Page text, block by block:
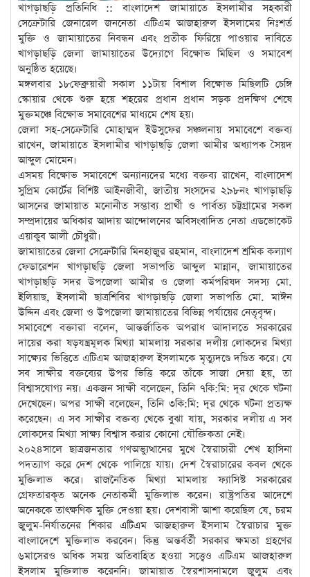
খাগড়াছড়ি প্রতিনিধি :: বাংলাদেশ জামায়াতে ইসলামীর সহকারী
সেক্রেটারি জেনারেল জননেতা এটিএম আজহারুল ইসলামের নিঃশর্ত
মুক্তি ও জামায়াতের নিবন্ধন এবং প্রতীক ফিরিয়ে পাওয়ার দাবিতে
খাগড়াছড়ি জেলা জামায়াতের উদ্যোগে বিক্ষোভ মিছিল ও সমাবেশ
অনুষ্ঠিত হয়েছে।
মঙ্গলবার ১৮ফেব্রুয়ারী সকাল ১১টায় বিশাল বিক্ষোভ মিছিলটি চেঙ্গি
স্কোয়ার থেকে শুরু হয়ে শহরের প্রধান প্রধান সড়ক প্রদক্ষিণ শেষে
মুক্তমঞ্চে বিক্ষোভ সমাবেশের মাধ্যমে শেষ হয়।
জেলা সহ-সেক্রেটারি মোহাম্মদ ইউসুফের সঞ্চলনায় সমাবেশে বক্তব্য
রাখেন, জামায়াতে ইসলামীর খাগড়াছড়ি জেলা আমীর অধ্যাপক সৈয়দ
আব্দুল মোমেন।
এসময় বিক্ষোভ সমাবেশে অন্যান্যদের মধ্যে বক্তব্য রাখেন, বাংলাদেশ
সুপ্রিম কোর্টের বিশিষ্ট আইনজীবী, জাতীয় সংসদের ২৯৮নং খাগড়াছড়ি
আসনের জামায়াত মনোনীত সম্ভাব্য প্রার্থী ও পার্বত্য চট্টগ্রামের সকল
সম্প্রদায়ের অধিকার আদায় আন্দোলনের অবিসংবাদিত নেতা এডভোকেট
এয়াকুব আলী চৌধুরী।
জামায়াতের জেলা সেক্রেটারি মিনহাজুর রহমান, বাংলাদেশ শ্রমিক কল্যাণ
ফেডারেশন খাগড়াছড়ি জেলা সভাপতি আব্দুল মান্নান, জামায়াতের
খাগড়াছড়ি সদর উপজেলা আমীর ও জেলা কর্মপরিষদ সদস্য মো.
ইলিয়াছ, ইসলামী ছাত্রশিবির খাগড়াছড়ি জেলা সভাপতি মো. মাঈন
উদ্দিন এবং জেলা ও উপজেলা জামায়াতের বিভিন্ন পর্যায়ের নেতৃবৃন্দ।
সমাবেশে বক্তারা বলেন, আন্তর্জাতিক অপরাধ আদালতে সরকারের
দায়ের করা ষড়যন্ত্রমূলক মিথ্যা মামলায় সরকার দলীয় লোকদের মিথ্যা
সাক্ষ্যের ভিত্তিতে এটিএম আজহারুল ইসলামকে মৃত্যুদণ্ডে দণ্ডিত করে। যে
সব সাক্ষীর বক্তব্যের উপর ভিত্তি করে তাঁকে সাজা দেয়া হয়, তা
বিশ্বাসযোগ্য নয়। একজন সাক্ষী বলেছেন, তিনি ৭কি:মি: দূর থেকে ঘটনা
দেখেছেন। অপর সাক্ষী বলেছেন, তিনি ৩কি:মি: দূর থেকে ঘটনা প্রত্যক্ষ
করেছেন। এ সব সাক্ষীর বক্তব্য থেকে বুঝা যায়, সরকার দলীয় এ সব
লোকদের মিথ্যা সাক্ষ্য বিশ্বাস করার কোনো যৌক্তিকতা নেই।
২০২৪সালে ছাত্রজনতার গণঅভ্যুত্থানের মুখে স্বৈরাচারী শেখ হাসিনা
পদত্যাগ করে দেশ থেকে পালিয়ে যায়। দেশ স্বৈরাচারের কবল থেকে
মুক্তিলাভ করে। রাজনৈতিক মিথ্যা মামলায় ফ্যাসিস্ট সরকারের
গ্রেফতারকৃত অনেক নেতাকর্মী মুক্তিলাভ করেন। রাষ্ট্রপতির আদেশে
অনেককে তাৎক্ষণিক মুক্তি দেওয়া হয়। দেশবাসী আশা করেছিল যে, চরম
জুলুম-নির্যাতনের শিকার এটিএম আজহারুল ইসলাম স্বৈরাচার মুক্ত
বাংলাদেশে মুক্তিলাভ করবেন। কিন্তু অন্তর্বর্তী সরকার ক্ষমতা গ্রহণের
৬মাসেরও অধিক সময় অতিবাহিত হওয়া সত্ত্বেও এটিএম আজহারুল
ইসলাম মুক্তিলাভ করেননি। জামায়াত স্বৈরশাসনামলে জুলুম এবং